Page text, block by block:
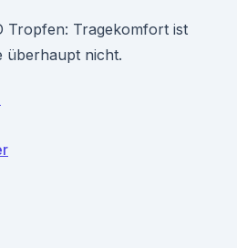
Tropfen: Tragekomfort ist
überhaupt nicht.